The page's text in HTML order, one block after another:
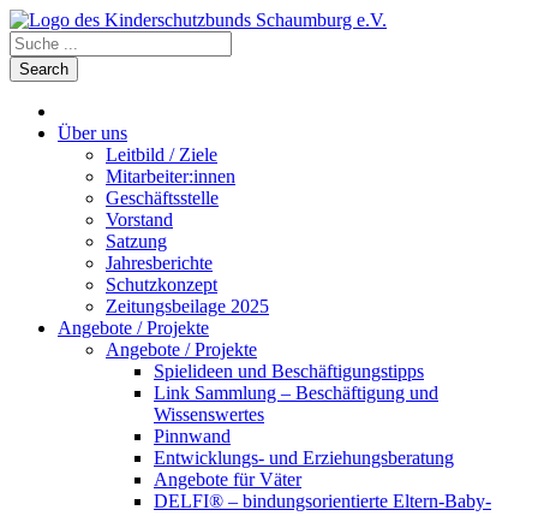
Über uns
Leitbild / Ziele
Mitarbeiter:innen
Geschäftsstelle
Vorstand
Satzung
Jahresberichte
Schutzkonzept
Zeitungsbeilage 2025
Angebote / Projekte
Angebote / Projekte
Spielideen und Beschäftigungstipps
Link Sammlung – Beschäftigung und
Wissenswertes
Pinnwand
Entwicklungs- und Erziehungsberatung
Angebote für Väter
DELFI® – bindungsorientierte Eltern-Baby-